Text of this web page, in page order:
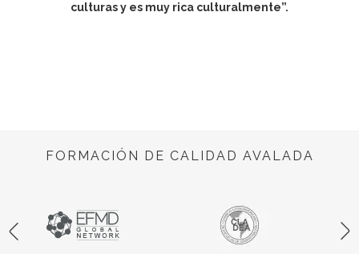
culturas y es muy rica culturalmente”.
FORMACIÓN DE CALIDAD AVALADA